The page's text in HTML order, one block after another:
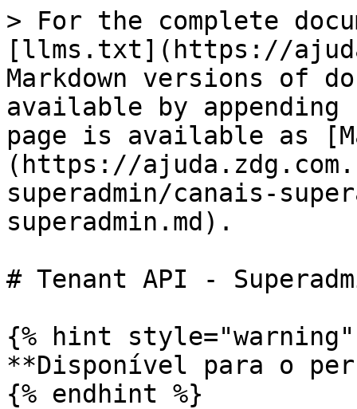
> For the complete
[llms.txt](https://
Markdown versions of
available by
page is available as
(https://
superadmin/canais-
superadmin.md).
# Tenant API -
{% hint style="warning"
**Disponível para o
{% endhint %}